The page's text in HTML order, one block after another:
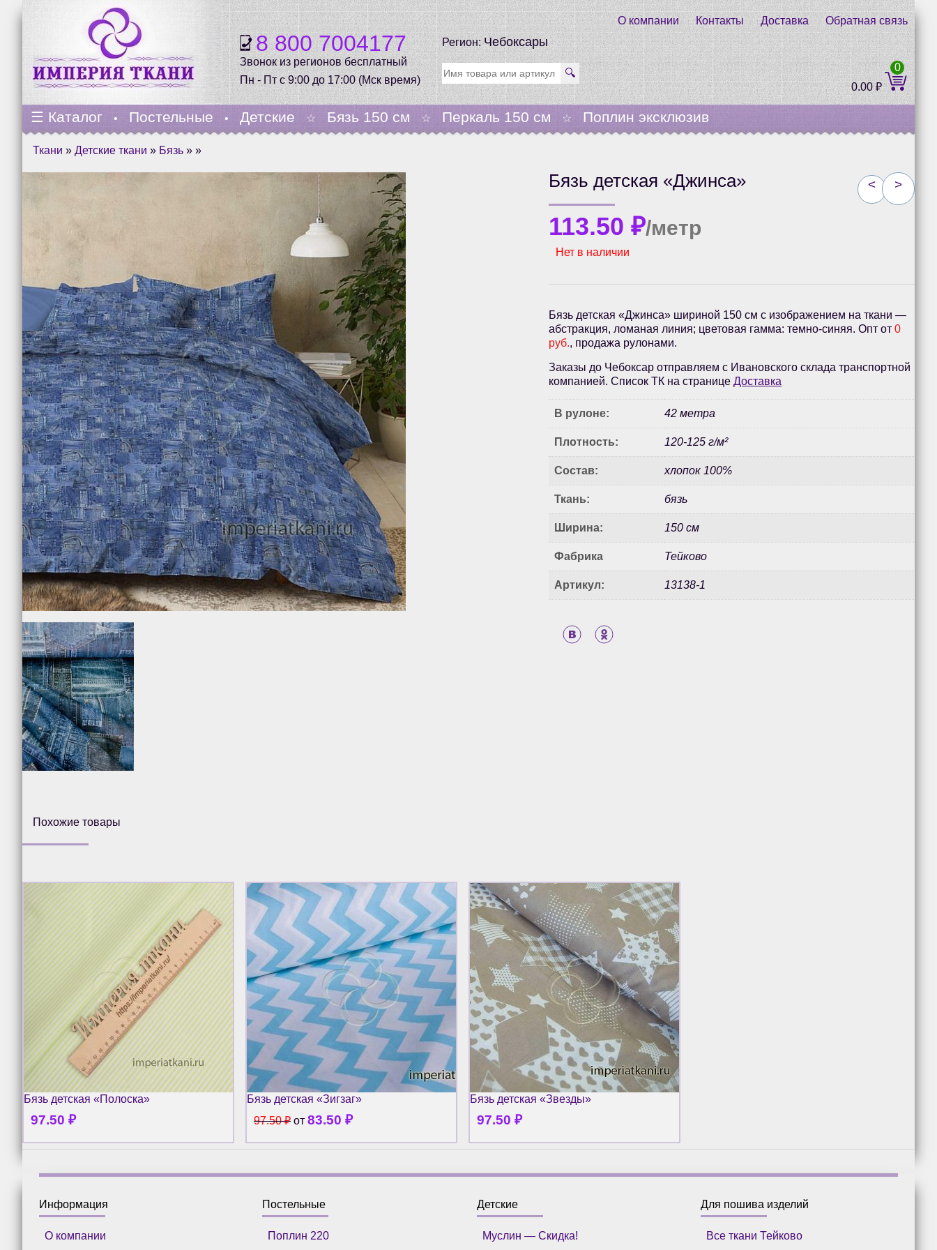
8 800 7004177
Звонок из регионов бесплатный
Пн - Пт с 9:00 до 17:00 (Мск время)
О компании Контакты Доставка
Обратная связь
Регион:Чебоксары
🔍
0.00₽
0
☰ Каталог • Постельные • Детские ☆ Бязь 150 см ☆ Перкаль 150 см ☆ Поплин эксклюзив
Ткани » Детские ткани » Бязь » »
< >
Бязь детская «Джинса»
113.50₽/метр
Нет в наличии
Бязь детская «Джинса» шириной 150 см с изображением на ткани —
абстракция, ломаная линия; цветовая гамма: темно-синяя. Опт от0
руб., продажа рулонами.
Заказы до Чебоксар отправляем с Ивановского склада транспортной
компанией. Список ТК на страницеДоставка
В рулоне: 42 метра
Плотность: 120-125 г/м²
Состав: хлопок 100%
Ткань: бязь
Ширина: 150 см
Фабрика Тейково
Артикул: 13138-1
Похожие товары
Бязь детская «Полоска»
97.50 ₽
Бязь детская «Зигзаг»
97.50₽ от 83.50 ₽
Бязь детская «Звезды»
97.50 ₽
Информация
О компании
Постельные
Поплин 220
Детские
Муслин — Скидка!
Для пошива изделий
Все ткани Тейково